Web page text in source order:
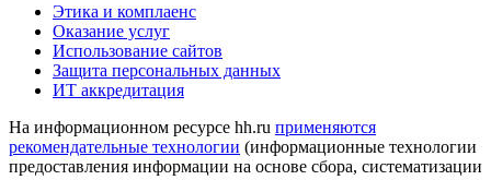
Этика и комплаенс
Оказание услуг
Использование сайтов
Защита персональных данных
ИТ аккредитация
На информационном ресурсе hh.ru применяются
рекомендательные технологии (информационные технологии
предоставления информации на основе сбора, систематизации